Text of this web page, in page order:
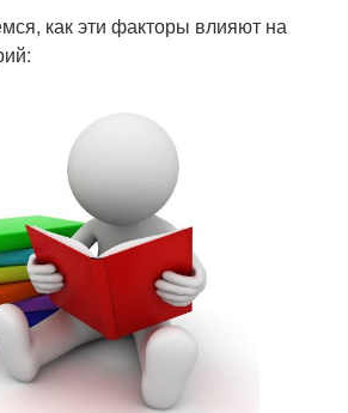
как эти факторы влияют на